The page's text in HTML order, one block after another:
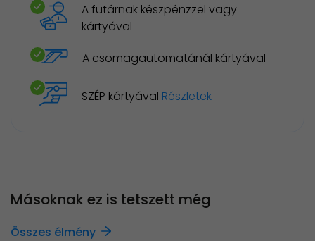
A futárnak készpénzzel vagy
kártyával
A csomagautomatánál kártyával
SZÉP kártyával Részletek
Másoknak ez is tetszett még
Összes élmény